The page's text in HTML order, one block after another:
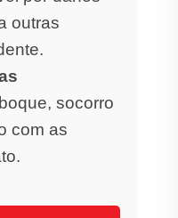
outras
socorro
com as